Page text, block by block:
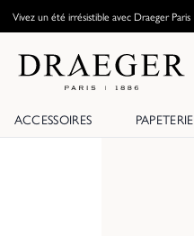
Vivez un été irrésistible avec Draeger Paris
ACCESSOIRES PAPETERIE